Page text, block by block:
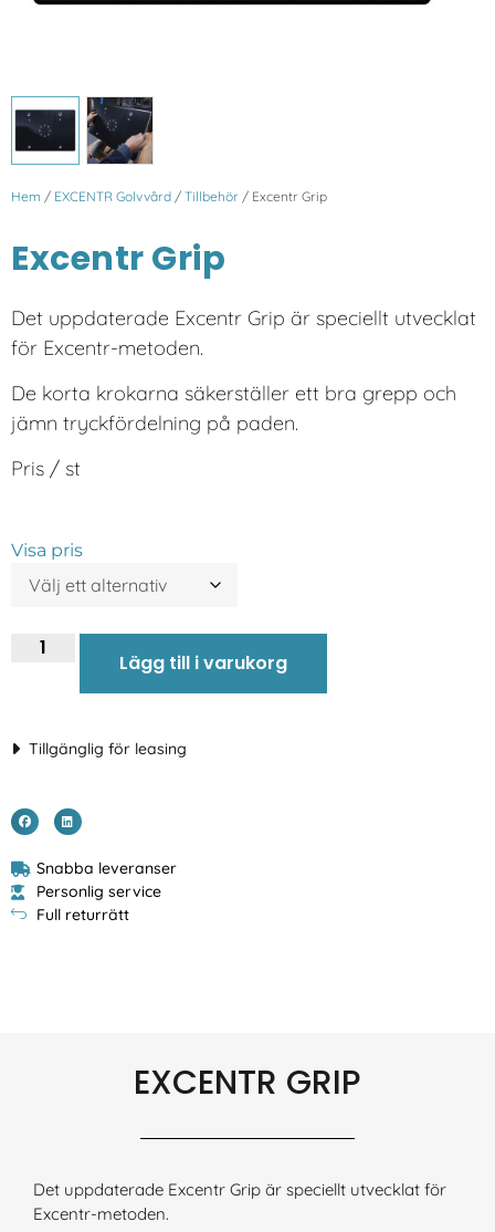
Hem / EXCENTR Golvvård / Tillbehör / Excentr Grip
Excentr Grip
Det uppdaterade Excentr Grip är speciellt utvecklat
för Excentr-metoden.
De korta krokarna säkerställer ett bra grepp och
jämn tryckfördelning på paden.
Pris / st
Visa pris
Lägg till i varukorg
Tillgänglig för leasing
Snabba leveranser
Personlig service
Full returrätt
EXCENTR GRIP
Det uppdaterade Excentr Grip är speciellt utvecklat för
Excentr-metoden.